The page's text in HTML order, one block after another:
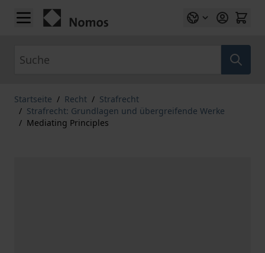
Zum Inhalt springen
Startseite / Recht / Strafrecht
/ Strafrecht: Grundlagen und übergreifende Werke
/ Mediating Principles